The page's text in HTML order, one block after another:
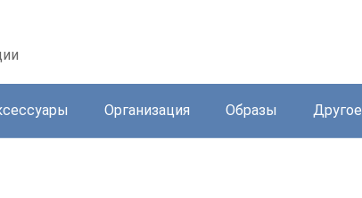
Организация Образы Другое